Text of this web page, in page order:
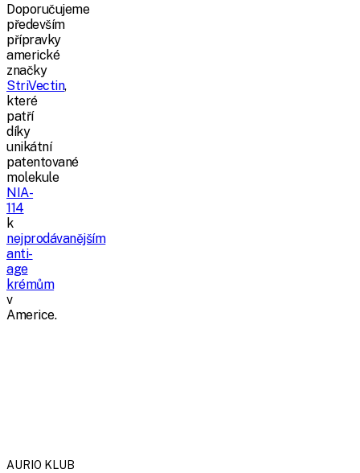
Doporučujeme
především
přípravky
americké
značky
StriVectin,
které
patří
díky
unikátní
patentované
molekule
NIA-
114
k
nejprodávanějším
anti-
age
krémům
v
Americe.
AURIO KLUB